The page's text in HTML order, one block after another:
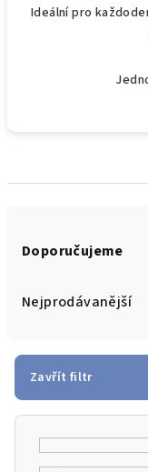
Ideální pro
r
o
Doporučujeme
Nejprodávanější
Zavřít filtr